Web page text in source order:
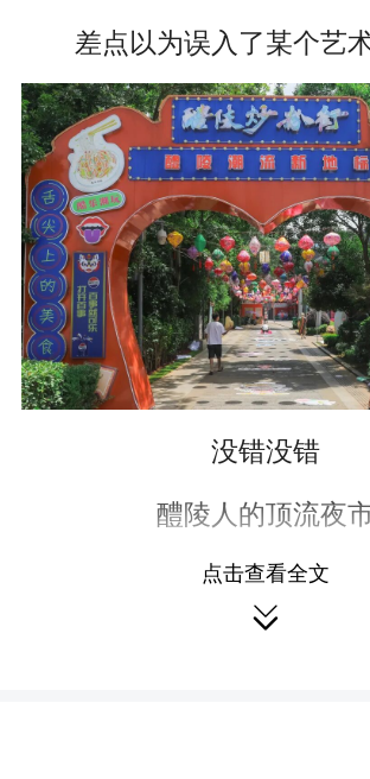
差点以为误入了某个艺
没错没错
醴陵人的顶流夜
这次全新升级成
醴陵首个网红集装箱
点击查看全文
